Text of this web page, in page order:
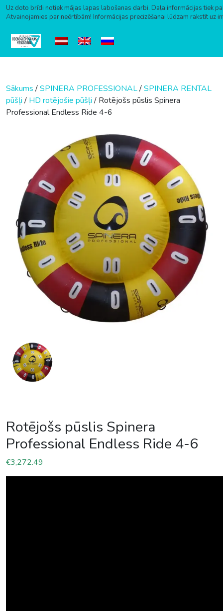
Uz doto brīdi notiek mājas lapas labošanas darbi. Daļa informācijas tiek
Atvainojamies par neērtībām! Informācijas precizēšanai lūdzam rakstīt uz
Sākums/SPINERA PROFESSIONAL/SPINERA RENTAL
pūšļi/ HD rotējošie pūšļi/ Rotējošs pūslis Spinera
Professional Endless Ride 4-6
Rotējošs pūslis Spinera
Professional Endless Ride 4-6
€3,272.49